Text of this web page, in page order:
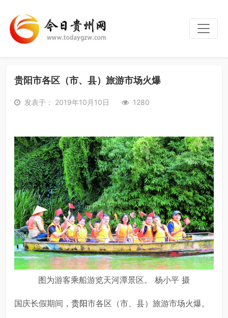
贵阳市各区（市、县）旅游市场火爆
发表于： 2019年10月10日 1280
图为游客乘船游览天河潭景区。 杨小平 摄
国庆长假期间， 贵阳市各区（市、县）旅游市场火爆。